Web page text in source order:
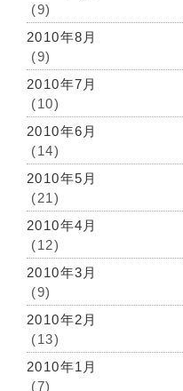
(9)
2010年8月
(9)
2010年7月
(10)
2010年6月
(14)
2010年5月
(21)
2010年4月
(12)
2010年3月
(9)
2010年2月
(13)
2010年1月
(7)